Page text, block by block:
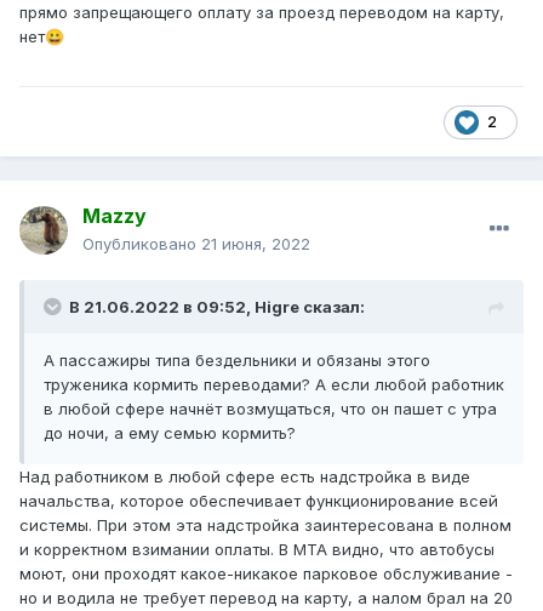
прямо запрещающего оплату за проезд переводом на карту,
нет😀
2
Mazzy
Опубликовано 21 июня, 2022
В 21.06.2022 в 09:52, Higre сказал:
А пассажиры типа бездельники и обязаны этого
труженика кормить переводами? А если любой работник
в любой сфере начнёт возмущаться, что он пашет с утра
до ночи, а ему семью кормить?
Над работником в любой сфере есть надстройка в виде
начальства, которое обеспечивает функционирование всей
системы. При этом эта надстройка заинтересована в полном
и корректном взимании оплаты. В МТА видно, что автобусы
моют, они проходят какое-никакое парковое обслуживание -
но и водила не требует перевод на карту, а налом брал на 20